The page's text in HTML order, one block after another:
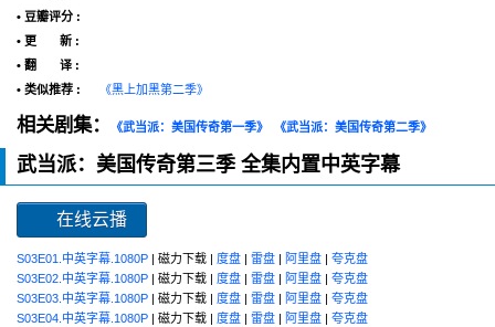
• 豆瓣评分 :
• 更 新 :
• 翻 译 :
• 类似推荐 :
《黑上加黑第二季》
相关剧集： 《武当派：美国传奇第一季》 《武当派：美国传奇第二季》
武当派：美国传奇第三季 全集内置中英字幕
在线云播
S03E01.中英字幕.1080P | 磁力下载 | 度盘 | 雷盘 | 阿里盘 | 夸克盘
S03E02.中英字幕.1080P | 磁力下载 | 度盘 | 雷盘 | 阿里盘 | 夸克盘
S03E03.中英字幕.1080P | 磁力下载 | 度盘 | 雷盘 | 阿里盘 | 夸克盘
S03E04.中英字幕.1080P | 磁力下载 | 度盘 | 雷盘 | 阿里盘 | 夸克盘